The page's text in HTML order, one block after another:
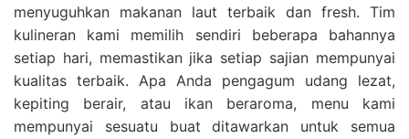
menyuguhkan makanan laut terbaik dan fresh. Tim
kulineran kami memilih sendiri beberapa bahannya
setiap hari, memastikan jika setiap sajian mempunyai
kualitas terbaik. Apa Anda pengagum udang lezat,
kepiting berair, atau ikan beraroma, menu kami
mempunyai sesuatu buat ditawarkan untuk semua